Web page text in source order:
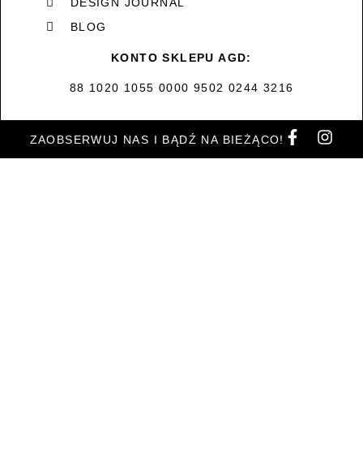
BLOG
KONTO SKLEPU AGD:
88 1020 1055 0000 9502 0244 3216
ZAOBSERWUJ NAS I BĄDŹ NA BIEŻĄCO!